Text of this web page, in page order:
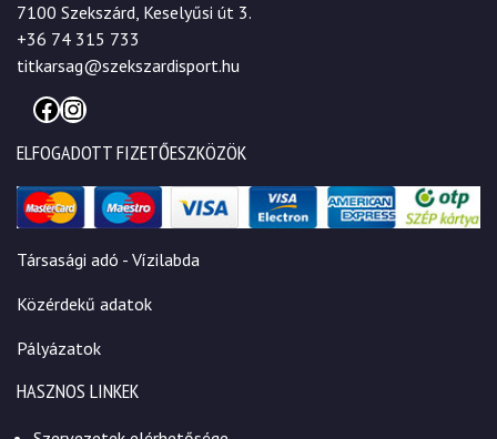
7100 Szekszárd, Keselyűsi út 3.
+36 74 315 733
titkarsag@szekszardisport.hu
Facebook
Instagram
ELFOGADOTT FIZETŐESZKÖZÖK
Társasági adó - Vízilabda
Közérdekű adatok
Pályázatok
HASZNOS LINKEK